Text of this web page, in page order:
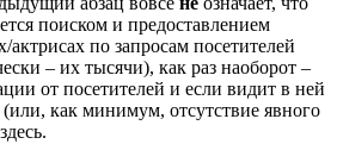
поиском и предоставлением
по запросам посетителей
– их тысячи), как раз наоборот –
от посетителей и если видит в ней
как минимум, отсутствие явного